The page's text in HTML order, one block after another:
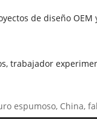
de diseño
trabajador
espumoso, China,